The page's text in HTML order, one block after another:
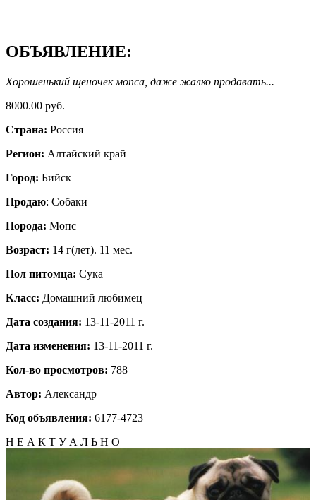
ОБЪЯВЛЕНИЕ:
Хорошенький щеночек мопса, даже жалко продавать...
8000.00 руб.
Страна: Россия
Регион: Алтайский край
Город: Бийск
Продаю: Собаки
Порода: Мопс
Возраст: 14 г(лет). 11 мес.
Пол питомца: Сука
Класс: Домашний любимец
Дата создания: 13-11-2011 г.
Дата изменения: 13-11-2011 г.
Кол-во просмотров: 788
Автор: Александр
Код объявления: 6177-4723
Н Е А К Т У А Л Ь Н О